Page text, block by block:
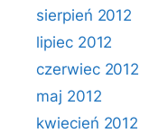
sierpień 2012
lipiec 2012
czerwiec 2012
maj 2012
kwiecień 2012